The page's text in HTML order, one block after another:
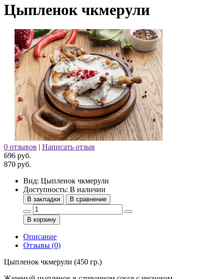
Цыпленок чкмерули
0 отзывов | Написать отзыв
696 руб.
870 руб.
Вид: Цыпленок чкмерули
Доступность: В наличии
В закладки В сравнение
В корзину
Описание
Отзывы (0)
Цыпленок чкмерули (450 гр.)